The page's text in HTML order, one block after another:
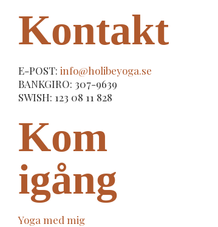
Kontakt
E-POST: info@holibeyoga.se
BANKGIRO: 307-9639
SWISH: 123 08 11 828
Kom
igång
Yoga med mig